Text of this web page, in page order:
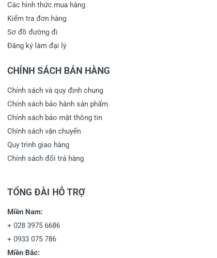
Các hình thức mua hàng
Kiểm tra đơn hàng
Sơ đồ đường đi
Đăng ký làm đại lý
CHÍNH SÁCH BÁN HÀNG
Chính sách và quy định chung
Chính sách bảo hành sản phẩm
Chính sách bảo mật thông tin
Chính sách vận chuyển
Quy trình giao hàng
Chính sách đổi trả hàng
TỔNG ĐÀI HỖ TRỢ
Miền Nam:
+ 028 3975 6686
+ 0933 075 786
Miền Bắc: